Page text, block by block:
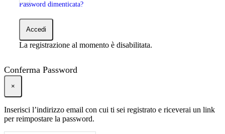
Password dimenticata?
Accedi
La registrazione al momento è disabilitata.
Conferma Password
×
Inserisci l’indirizzo email con cui ti sei registrato e riceverai un link
per reimpostare la password.